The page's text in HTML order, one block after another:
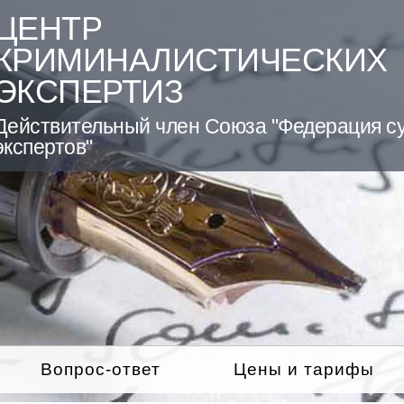
член Союза "Федерация
Вопрос-ответ Цены и тарифы